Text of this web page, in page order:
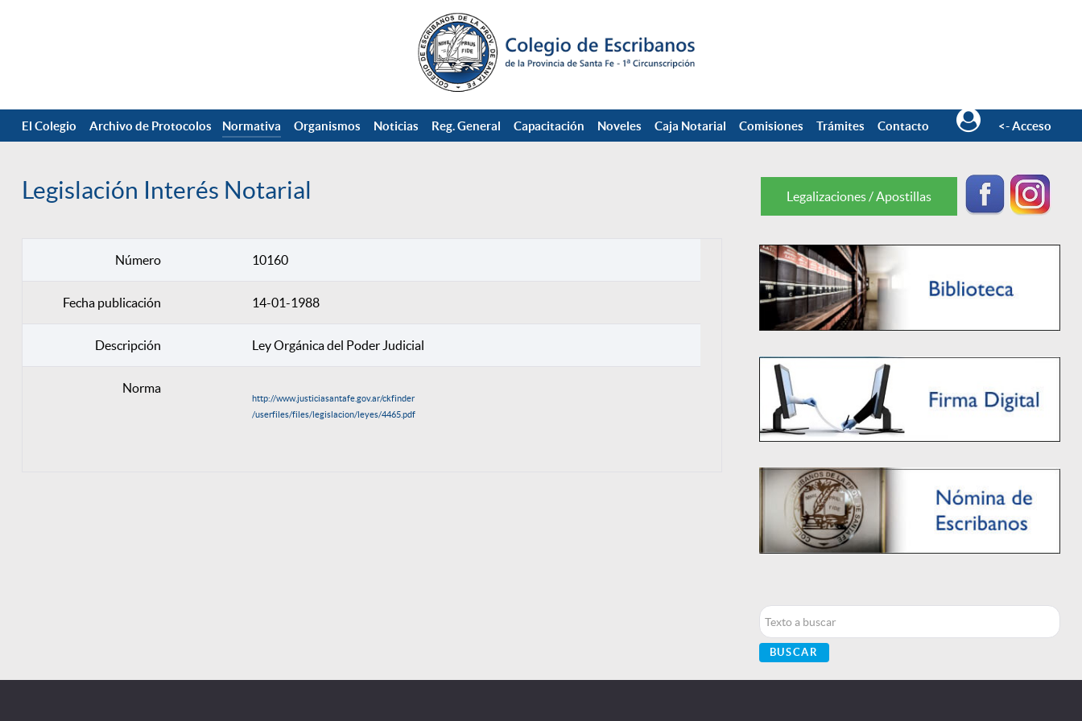
El Colegio Archivo de Protocolos Normativa Organismos Noticias Reg. General Capacitación Noveles Caja Notarial Comisiones Trámites Contacto <- Acceso
Legislación Interés Notarial
Número 10160
Fecha publicación 14-01-1988
Descripción Ley Orgánica del Poder Judicial
Norma
http://www.justiciasantafe.gov.ar/ckfinder
/userfiles/files/legislacion/leyes/4465.pdf
Buscar...
BUSCAR